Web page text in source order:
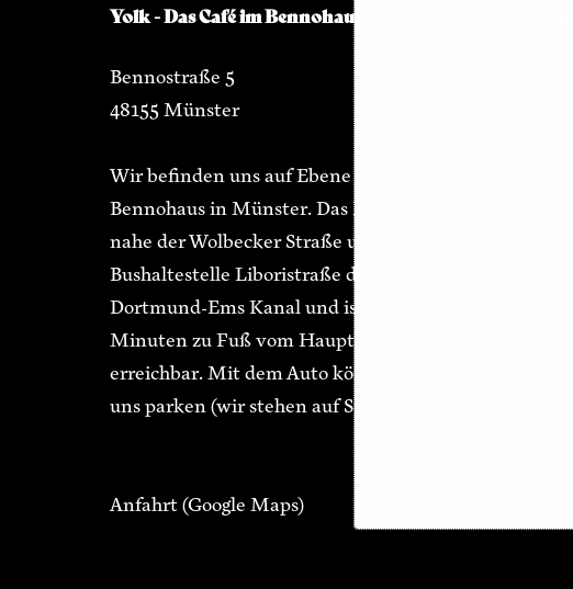
Yolk - Das Café im Bennohaus
Bennostraße 5
48155 Münster
Wir befinden uns auf Ebene 3 im
Bennohaus in Münster. Das Bennohaus liegt
nahe der Wolbecker Straße und der
Bushaltestelle Liboristraße direkt am
Dortmund-Ems Kanal und ist in ca. 15
Minuten zu Fuß vom Hauptbahnhof
erreichbar. Mit dem Auto könnt ihr unter
uns parken (wir stehen auf Stelzen).
Anfahrt(Google Maps)